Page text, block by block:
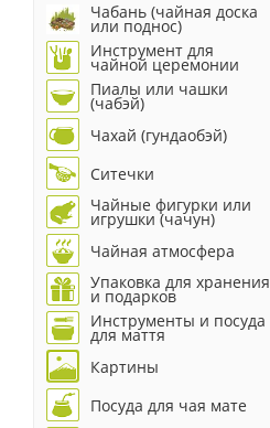
Чабань (чайная доска
или поднос)
Инструмент для
чайной церемонии
Пиалы или чашки
(чабэй)
Чахай (гундаобэй)
Ситечки
Чайные фигурки или
игрушки (чачун)
Чайная атмосфера
Упаковка для хранения
и подарков
Инструменты и посуда
для маття
Картины
Посуда для чая мате